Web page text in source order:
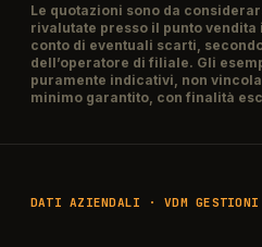
Le quotazioni sono da
rivalutate presso il punto vendita
conto di eventuali scarti,
dell’operatore di filiale. Gli
puramente indicativi, non
minimo garantito, con finalità
DATI AZIENDALI · VDM GESTIONI